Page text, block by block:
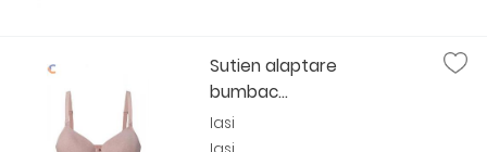
Sutien alaptare
bumbac...
Iasi